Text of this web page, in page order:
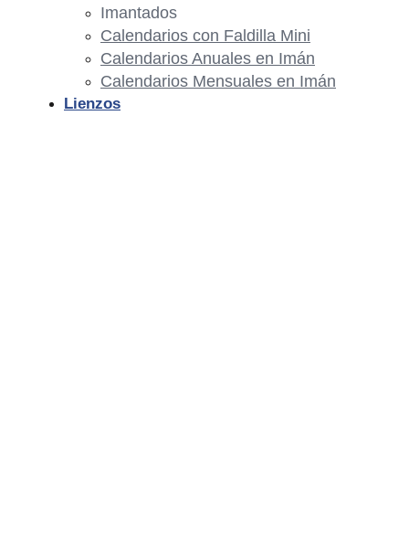
Imantados
Calendarios con Faldilla Mini
Calendarios Anuales en Imán
Calendarios Mensuales en Imán
Lienzos